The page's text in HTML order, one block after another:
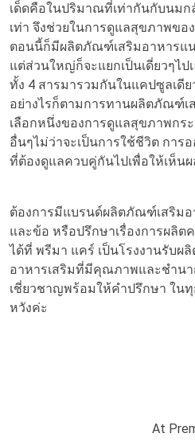
เด็ดคือในปริมาณที่เท่ากันกับนมก
เท่า จึงช่วยในการดูแลสุขภาพขอ
ตอนนี้ก็มีผลิตภัณฑ์เสริมอาหารแ
แต่ส่วนใหญ่ก็จะแยกเป็นเดี่ยวๆไป
ทั้ง 4 สารมารวมกันในแคปซูลเดีย
อย่างไรก็ตามการทานผลิตภัณฑ์เ
เลือกหนึ่งของการดูแลสุขภาพกร
อื่นๆไม่ว่าจะเป็นการใช้ชีวิต การ
ที่ต้องดูแลควบคู่กันไปเพื่อให้เห็น
ต้องการมีแบรนด์ผลิตภัณฑ์เสริมอ
และข้อ หรือปรึกษาเรื่องการผลิต
ได้ที่ พรีมา แคร์ เป็นโรงงานรับผ
อาหารเสริมที่มีคุณภาพและชำน
เชี่ยวชาญพร้อมให้คำปรึกษา ใน
หวังค่ะ
At